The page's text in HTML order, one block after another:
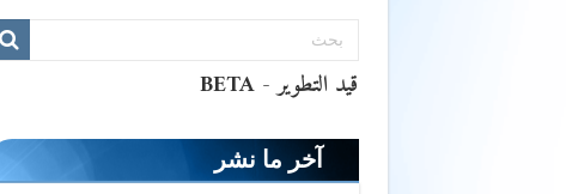
آخر ما نشر